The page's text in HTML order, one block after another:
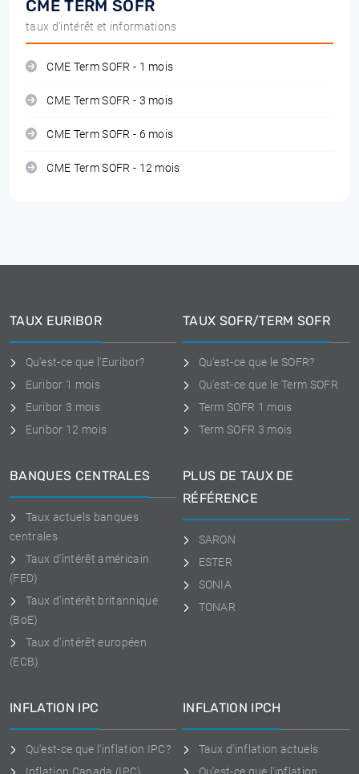
CME TERM SOFR
taux d'intérêt et informations
CME Term SOFR - 1 mois
CME Term SOFR - 3 mois
CME Term SOFR - 6 mois
CME Term SOFR - 12 mois
TAUX EURIBOR
Qu'est-ce que l'Euribor?
Euribor 1 mois
Euribor 3 mois
Euribor 12 mois
TAUX SOFR/TERM SOFR
Qu'est-ce que le SOFR?
Qu'est-ce que le Term SOFR
Term SOFR 1 mois
Term SOFR 3 mois
BANQUES CENTRALES
Taux actuels banques
centrales
Taux d'intérêt américain
(FED)
Taux d'intérêt britannique
(BoE)
Taux d'intérêt européen
(ECB)
PLUS DE TAUX DE
RÉFÉRENCE
SARON
ESTER
SONIA
TONAR
INFLATION IPC
Qu'est-ce que l'inflation IPC?
INFLATION IPCH
Taux d'inflation actuels